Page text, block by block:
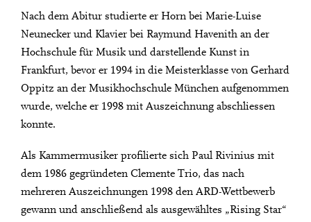
Nach dem Abitur studierte er Horn bei Marie-Luise
Neunecker und Klavier bei Raymund Havenith an der
Hochschule für Musik und darstellende Kunst in
Frankfurt, bevor er 1994 in die Meisterklasse von Gerhard
Oppitz an der Musikhochschule München aufgenommen
wurde, welche er 1998 mit Auszeichnung abschliessen
konnte.
Als Kammermusiker profilierte sich Paul Rivinius mit
dem 1986 gegründeten Clemente Trio, das nach
mehreren Auszeichnungen 1998 den ARD-Wettbewerb
gewann und anschließend als ausgewähltes „Rising Star“